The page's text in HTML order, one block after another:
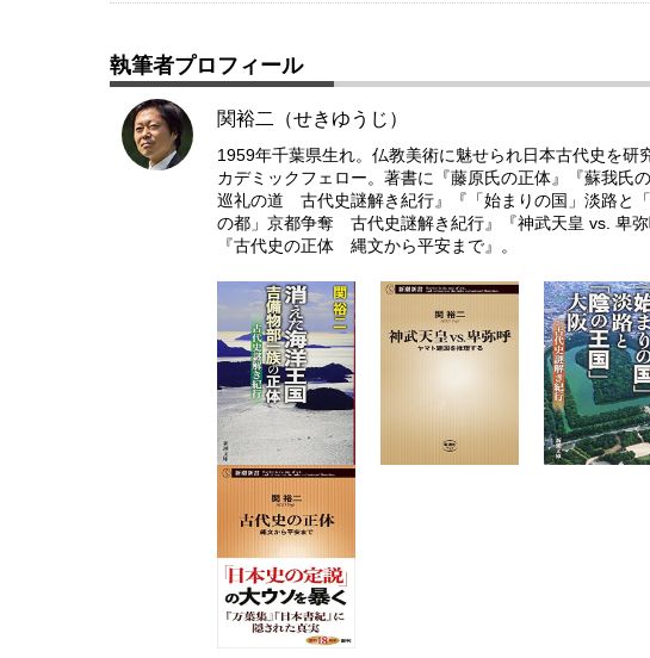
執筆者プロフィール
関裕二（せきゆうじ）
1959年千葉県生れ。仏教美術に魅せられ日本古代史を
カデミックフェロー。著書に『藤原氏の正体』『蘇我氏
巡礼の道 古代史謎解き紀行』『「始まりの国」淡路と
の都」京都争奪 古代史謎解き紀行』『神武天皇 vs. 卑
『古代史の正体 縄文から平安まで』。